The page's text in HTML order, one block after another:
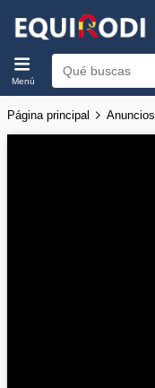
Menú
Página principal Anuncios